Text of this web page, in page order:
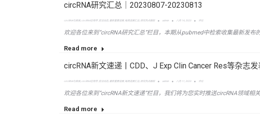
circRNA研究汇总｜20230807-20230813
circRNA与疾病 circRNA生物学 前沿动态 最新重要进展 每周进展汇总 研究热点跟踪 admin 八月 14, 2023 评论
欢迎各位来到“circRNA研究汇总”栏目，本期从pubmed中检索收集最新发布
Read more
circRNA新文速递丨CDD、J Exp Clin Cancer Res等杂志
circRNA与疾病 circRNA生物学 前沿动态 最新重要进展 每周进展汇总 研究热点跟踪 admin 八月 11, 2023 评论
欢迎各位来到“circRNA新文速递”栏目，我们将为您实时推送circRNA领域相
Read more